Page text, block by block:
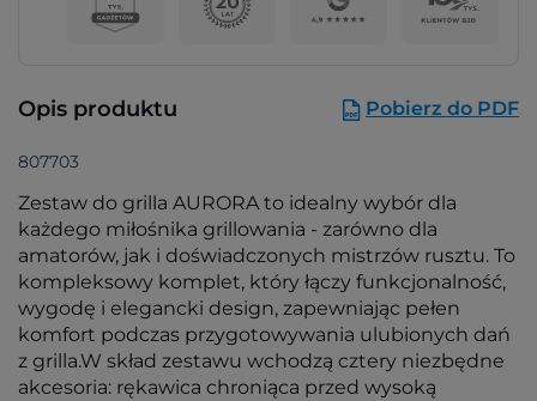
Opis produktu Pobierz do PDF
807703
Zestaw do grilla AURORA to idealny wybór dla
każdego miłośnika grillowania - zarówno dla
amatorów, jak i doświadczonych mistrzów rusztu. To
kompleksowy komplet, który łączy funkcjonalność,
wygodę i elegancki design, zapewniając pełen
komfort podczas przygotowywania ulubionych dań
z grilla.W skład zestawu wchodzą cztery niezbędne
akcesoria: rękawica chroniąca przed wysoką